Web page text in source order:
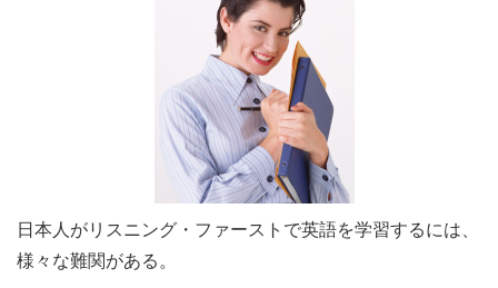
日本人がリスニング・ファーストで英語を学習するには、
様々な難関がある。